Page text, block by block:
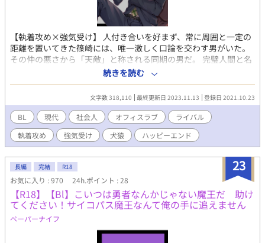
【執着攻め×強気受け】 人付き合いを好まず、常に周囲と一定の
距離を置いてきた篠崎には、唯一激しく口論を交わす男がいた。
その仲の悪さから「天敵」と称される同期の男だ。 完璧人間と名
高い男とは性格も意見も合わず、顔を合わせればいがみ合う日々
を送っていた。 ところがある日。 篠崎が人肌恋しさを慰めるた
め、出会い系サイトで男を見繕いホテルに向かうと、部屋の中で
は件の「天敵」月島亮介が待っていた。 「ど、どうしてお前がこ
こにいる⁉」「それはこちらの台詞だ…！」 一夜の過ちとして終
わるかと思われた関係は、徐々にふたりの間に変化をもたらし、
月島の秘められた執着心が明らかになっていく。 いつも嫌味を言
い合っているライバルとマッチングしてしまい、一晩だけの関係
で終わるには惜しいほど身体の相性は良く、抜け出せないまま囲
われ執着され溺愛されていく話。小説家になろうに投稿した小説
の改訂版です。 合わせて漫画もよろしくお願いします。
（https://www.alphapolis.co.jp/manga/763604729/304424900）
続きを読む
文字数 318,110 最終更新日 2023.11.13 登録日 2021.10.23
BL 現代 社会人 オフィスラブ
ライバル
執着攻め
強気受け 犬猿 ハッピーエンド
23
長編 完結 R18
お気に入り : 970 24h.ポイント : 28
【R18】【Bl】こいつは勇者なんかじゃない魔王だ 助け
てください！サイコパス魔王なんて俺の手に追えません
ペーパーナイフ